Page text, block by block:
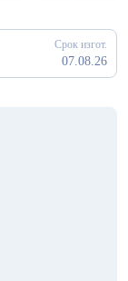
Срок изгот.
07.08.26